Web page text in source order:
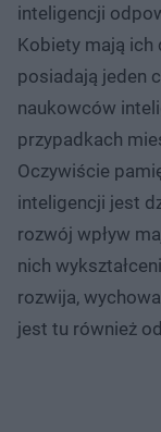
inteligencji
Kobiety mają ich
posiadają jeden
naukowców
przypadkach
Oczywiście
inteligencji jest
rozwój wpływ
nich
rozwija,
jest tu również